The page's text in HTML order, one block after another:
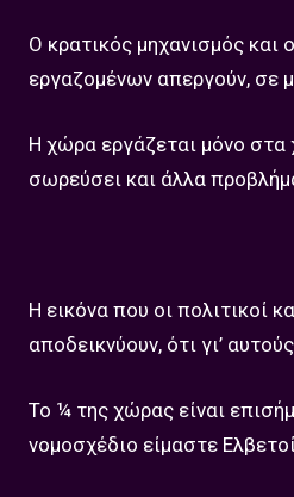
Ο κρατικός μηχανισμός και
εργαζομένων απεργούν, σε
Η χώρα εργάζεται μόνο στα
σωρεύσει και άλλα
Η εικόνα που οι πολιτικοί
αποδεικνύουν, ότι γι’
Το ¼ της χώρας είναι
νομοσχέδιο είμαστε